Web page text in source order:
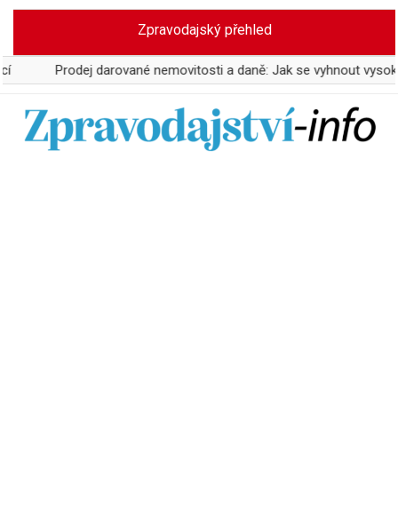
Skip
content
Zpravodajský přehled
darované nemovitosti a daně: Jak se vyhnout vysokým